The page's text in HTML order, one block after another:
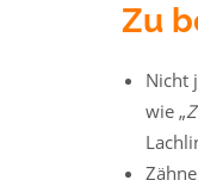
Zu
Nicht
wie „